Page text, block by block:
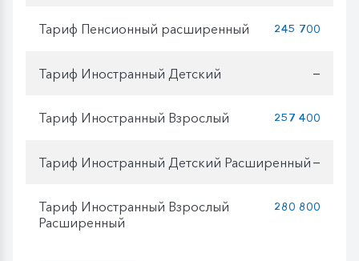
Тариф Пенсионный расширенный 245 700
Тариф Иностранный Детский —
Тариф Иностранный Взрослый 257 400
Тариф Иностранный Детский Расширенный —
Тариф Иностранный Взрослый
Расширенный
280 800